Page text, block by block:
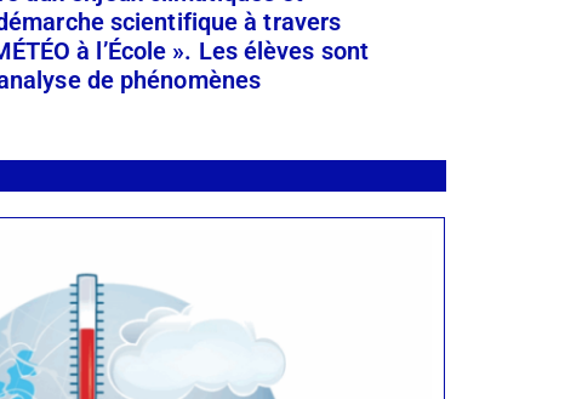
scientifique à travers
à l’École ». Les élèves sont
de phénomènes